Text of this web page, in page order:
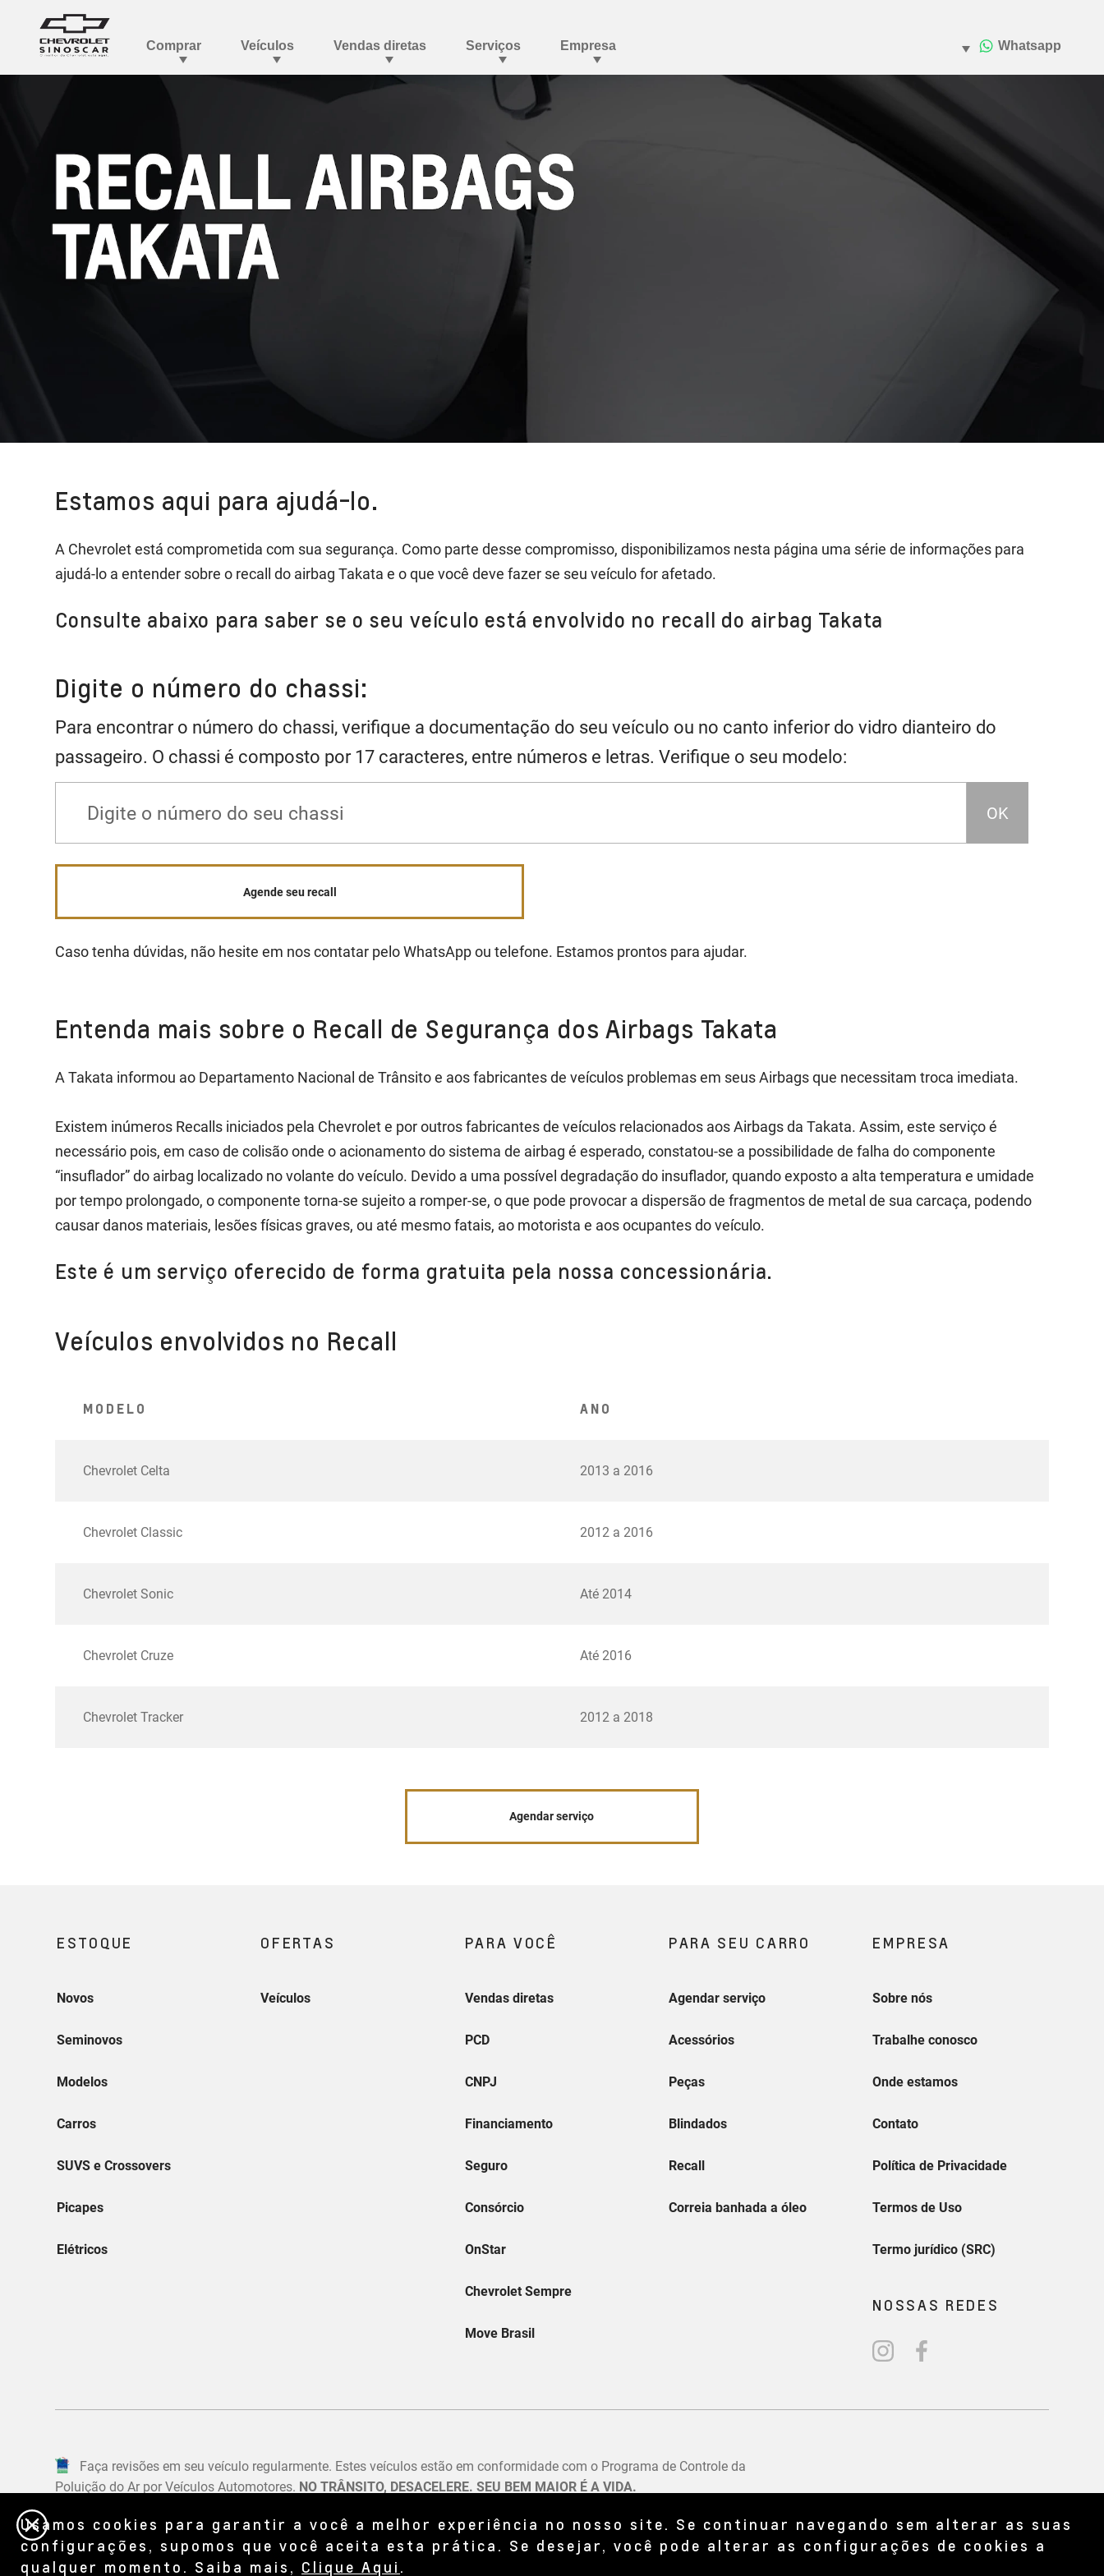
Estamos aqui para ajudá-lo.
A Chevrolet está comprometida com sua segurança. Como parte desse compromisso, disponibilizamos nesta página uma série de informações para
ajudá-lo a entender sobre o recall do airbag Takata e o que você deve fazer se seu veículo for afetado.
Consulte abaixo para saber se o seu veículo está envolvido no recall do airbag Takata
Digite o número do chassi:
Para encontrar o número do chassi, verifique a documentação do seu veículo ou no canto inferior do vidro dianteiro do
passageiro. O chassi é composto por 17 caracteres, entre números e letras. Verifique o seu modelo:
OK
Agende seu recall
Caso tenha dúvidas, não hesite em nos contatar pelo WhatsApp ou telefone. Estamos prontos para ajudar.
Entenda mais sobre o Recall de Segurança dos Airbags Takata
A Takata informou ao Departamento Nacional de Trânsito e aos fabricantes de veículos problemas em seus Airbags que necessitam troca imediata.
Existem inúmeros Recalls iniciados pela Chevrolet e por outros fabricantes de veículos relacionados aos Airbags da Takata. Assim, este serviço é
necessário pois, em caso de colisão onde o acionamento do sistema de airbag é esperado, constatou-se a possibilidade de falha do componente
“insuflador” do airbag localizado no volante do veículo. Devido a uma possível degradação do insuflador, quando exposto a alta temperatura e umidade
por tempo prolongado, o componente torna-se sujeito a romper-se, o que pode provocar a dispersão de fragmentos de metal de sua carcaça, podendo
causar danos materiais, lesões físicas graves, ou até mesmo fatais, ao motorista e aos ocupantes do veículo.
Este é um serviço oferecido de forma gratuita pela nossa concessionária.
Veículos envolvidos no Recall
MODELO ANO
Chevrolet Celta 2013 a 2016
Chevrolet Classic 2012 a 2016
Chevrolet Sonic Até 2014
Chevrolet Cruze Até 2016
Chevrolet Tracker 2012 a 2018
Agendar serviço
Usamos cookies para garantir a você a melhor experiência no nosso site. Se continuar navegando sem alterar as suas
configurações, supomos que você aceita esta prática. Se desejar, você pode alterar as configurações de cookies a
qualquer momento. Saiba mais, Clique Aqui .